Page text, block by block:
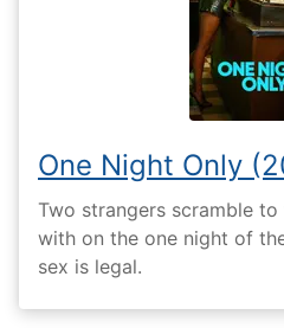
One Night Only
Two strangers scramble
with on the one night of
sex is legal.